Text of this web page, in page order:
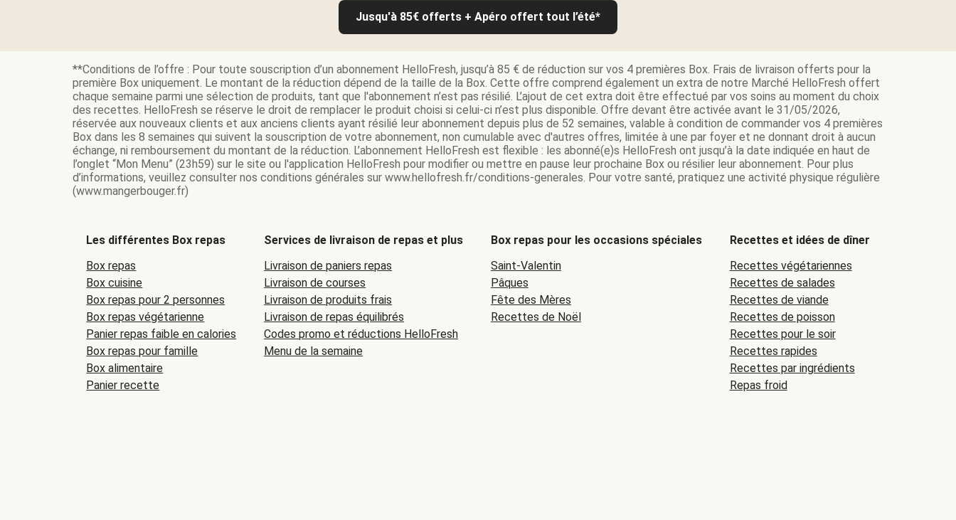
Jusqu'à 85€ offerts + Apéro offert tout l’été*
**Conditions de l’offre : Pour toute souscription d’un abonnement HelloFresh, jusqu’à 85 € de réduction sur vos 4 premières Box. Frais de livraison offerts pour la
première Box uniquement. Le montant de la réduction dépend de la taille de la Box. Cette offre comprend également un extra de notre Marché HelloFresh offert
chaque semaine parmi une sélection de produits, tant que l'abonnement n’est pas résilié. L’ajout de cet extra doit être effectué par vos soins au moment du choix
des recettes. HelloFresh se réserve le droit de remplacer le produit choisi si celui-ci n’est plus disponible. Offre devant être activée avant le 31/05/2026,
réservée aux nouveaux clients et aux anciens clients ayant résilié leur abonnement depuis plus de 52 semaines, valable à condition de commander vos 4 premières
Box dans les 8 semaines qui suivent la souscription de votre abonnement, non cumulable avec d'autres offres, limitée à une par foyer et ne donnant droit à aucun
échange, ni remboursement du montant de la réduction. L’abonnement HelloFresh est flexible : les abonné(e)s HelloFresh ont jusqu’à la date indiquée en haut de
l’onglet “Mon Menu” (23h59) sur le site ou l'application HelloFresh pour modifier ou mettre en pause leur prochaine Box ou résilier leur abonnement. Pour plus
d’informations, veuillez consulter nos conditions générales sur www.hellofresh.fr/conditions-generales. Pour votre santé, pratiquez une activité physique régulière
(www.mangerbouger.fr)
Les différentes Box repas
Box repas
Box cuisine
Box repas pour 2 personnes
Box repas végétarienne
Panier repas faible en calories
Box repas pour famille
Box alimentaire
Panier recette
Services de livraison de repas et plus
Livraison de paniers repas
Livraison de courses
Livraison de produits frais
Livraison de repas équilibrés
Codes promo et réductions HelloFresh
Menu de la semaine
Box repas pour les occasions spéciales
Saint-Valentin
Pâques
Fête des Mères
Recettes de Noël
Recettes et idées de dîner
Recettes végétariennes
Recettes de salades
Recettes de viande
Recettes de poisson
Recettes pour le soir
Recettes rapides
Recettes par ingrédients
Repas froid